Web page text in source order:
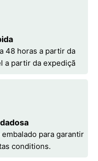
48 horas a partir da
a partir da expediçã
para garantir
conditions.